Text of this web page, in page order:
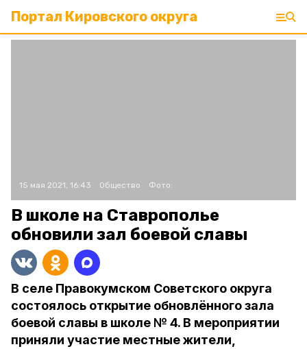
Портал Кировского округа
15 мая 2021, 16:43 Общество Фото:
В школе на Ставрополье
обновили зал боевой славы
В селе Правокумском Советского округа
состоялось открытие обновлённого зала
боевой славы в школе № 4. В мероприятии
приняли участие местные жители,